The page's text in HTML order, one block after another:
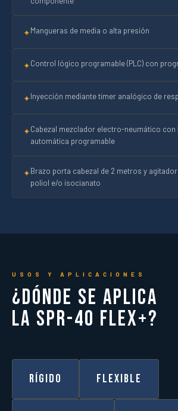
✦Mangueras de media o alta presión
✦Control lógico programable (PLC) con
✦Inyección mediante timer analógico de
✦Cabezal mezclador electro-neumático con
automática programable
✦Brazo porta cabezal de 2 metros y
poliol e/o isocianato
USOS Y APLICACIONES
¿Dónde se aplica
la SPR-40 FLEX+?
Rígido Flexible